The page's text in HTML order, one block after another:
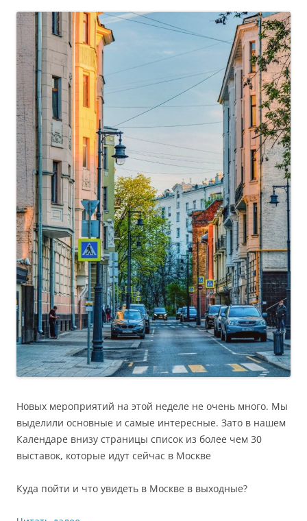
Новых мероприятий на этой неделе не очень много. Мы
выделили основные и самые интересные. Зато в нашем
Календаре внизу страницы список из более чем 30
выставок, которые идут сейчас в Москве
Куда пойти и что увидеть в Москве в выходные?